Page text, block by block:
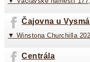
Čajovna u
▼ Winstona Churchilla
Centrála